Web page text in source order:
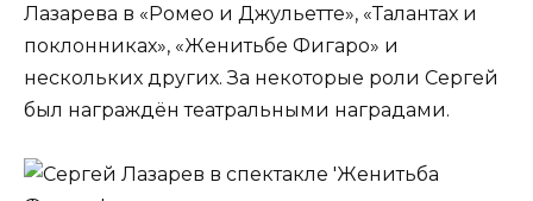
Лазарева в «Ромео и Джульетте», «Талантах и
поклонниках», «Женитьбе Фигаро» и
нескольких других. За некоторые роли Сергей
был награждён театральными наградами.